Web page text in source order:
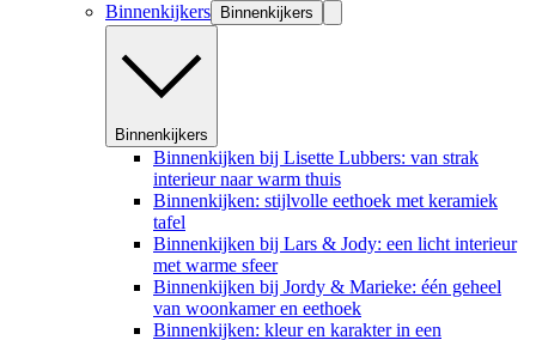
Binnenkijkers
Binnenkijkers
Binnenkijkers
Binnenkijken bij Lisette Lubbers: van strak
interieur naar warm thuis
Binnenkijken: stijlvolle eethoek met keramiek
tafel
Binnenkijken bij Lars & Jody: een licht interieur
met warme sfeer
Binnenkijken bij Jordy & Marieke: één geheel
van woonkamer en eethoek
Binnenkijken: kleur en karakter in een